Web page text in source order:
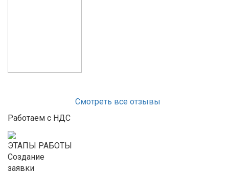
Смотреть все отзывы
Работаем с НДС
ЭТАПЫ РАБОТЫ
Создание
заявки